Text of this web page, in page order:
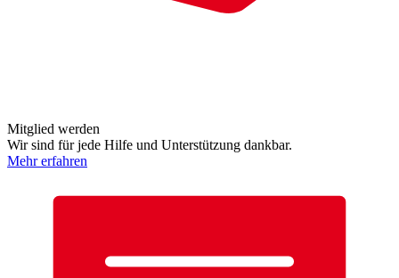
Mitglied werden
Wir sind für jede Hilfe und Unterstützung dankbar.
Mehr erfahren